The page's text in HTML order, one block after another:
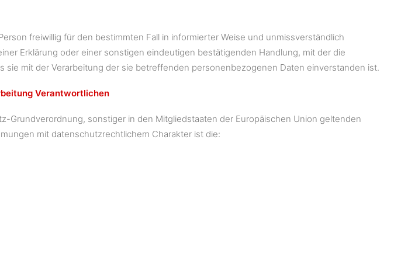
freiwillig für den bestimmten Fall in informierter Weise und unmissverständlich
Erklärung oder einer sonstigen eindeutigen bestätigenden Handlung, mit der die
sie mit der Verarbeitung der sie betreffenden personenbezogenen Daten einverstanden ist.
Verantwortlichen
Grundverordnung, sonstiger in den Mitgliedstaaten der Europäischen Union geltenden
mit datenschutzrechtlichem Charakter ist die: